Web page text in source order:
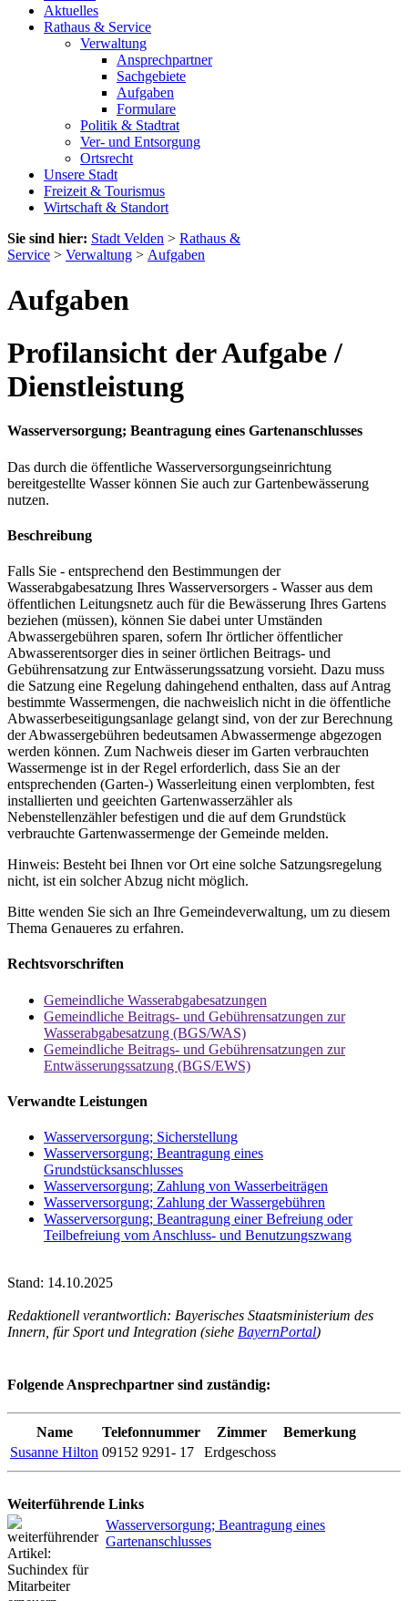
Aktuelles
Rathaus & Service
Verwaltung
Ansprechpartner
Sachgebiete
Aufgaben
Formulare
Politik & Stadtrat
Ver- und Entsorgung
Ortsrecht
Unsere Stadt
Freizeit & Tourismus
Wirtschaft & Standort
Sie sind hier: Stadt Velden > Rathaus &
Service > Verwaltung > Aufgaben
Aufgaben
Profilansicht der Aufgabe /
Dienstleistung
Wasserversorgung; Beantragung eines Gartenanschlusses
Das durch die öffentliche Wasserversorgungseinrichtung
bereitgestellte Wasser können Sie auch zur Gartenbewässerung
nutzen.
Beschreibung
Falls Sie - entsprechend den Bestimmungen der
Wasserabgabesatzung Ihres Wasserversorgers - Wasser aus dem
öffentlichen Leitungsnetz auch für die Bewässerung Ihres Gartens
beziehen (müssen), können Sie dabei unter Umständen
Abwassergebühren sparen, sofern Ihr örtlicher öffentlicher
Abwasserentsorger dies in seiner örtlichen Beitrags- und
Gebührensatzung zur Entwässerungssatzung vorsieht. Dazu muss
die Satzung eine Regelung dahingehend enthalten, dass auf Antrag
bestimmte Wassermengen, die nachweislich nicht in die öffentliche
Abwasserbeseitigungsanlage gelangt sind, von der zur Berechnung
der Abwassergebühren bedeutsamen Abwassermenge abgezogen
werden können. Zum Nachweis dieser im Garten verbrauchten
Wassermenge ist in der Regel erforderlich, dass Sie an der
entsprechenden (Garten-) Wasserleitung einen verplombten, fest
installierten und geeichten Gartenwasserzähler als
Nebenstellenzähler befestigen und die auf dem Grundstück
verbrauchte Gartenwassermenge der Gemeinde melden.
Hinweis: Besteht bei Ihnen vor Ort eine solche Satzungsregelung
nicht, ist ein solcher Abzug nicht möglich.
Bitte wenden Sie sich an Ihre Gemeindeverwaltung, um zu diesem
Thema Genaueres zu erfahren.
Rechtsvorschriften
Gemeindliche Wasserabgabesatzungen
Gemeindliche Beitrags- und Gebührensatzungen zur
Wasserabgabesatzung (BGS/WAS)
Gemeindliche Beitrags- und Gebührensatzungen zur
Entwässerungssatzung (BGS/EWS)
Verwandte Leistungen
Wasserversorgung; Sicherstellung
Wasserversorgung; Beantragung eines
Grundstücksanschlusses
Wasserversorgung; Zahlung von Wasserbeiträgen
Wasserversorgung; Zahlung der Wassergebühren
Wasserversorgung; Beantragung einer Befreiung oder
Teilbefreiung vom Anschluss- und Benutzungszwang
Stand: 14.10.2025
Redaktionell verantwortlich: Bayerisches Staatsministerium des
Innern, für Sport und Integration (siehe BayernPortal)
Folgende Ansprechpartner sind zuständig:
Name Telefonnummer Zimmer
Bemerkung
Susanne Hilton 09152 9291- 17 Erdgeschoss
Weiterführende Links
Wasserversorgung; Beantragung eines
Gartenanschlusses